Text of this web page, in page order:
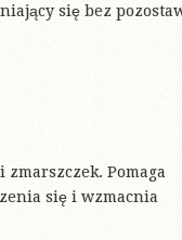
się bez
Pomaga
się i wzmacnia